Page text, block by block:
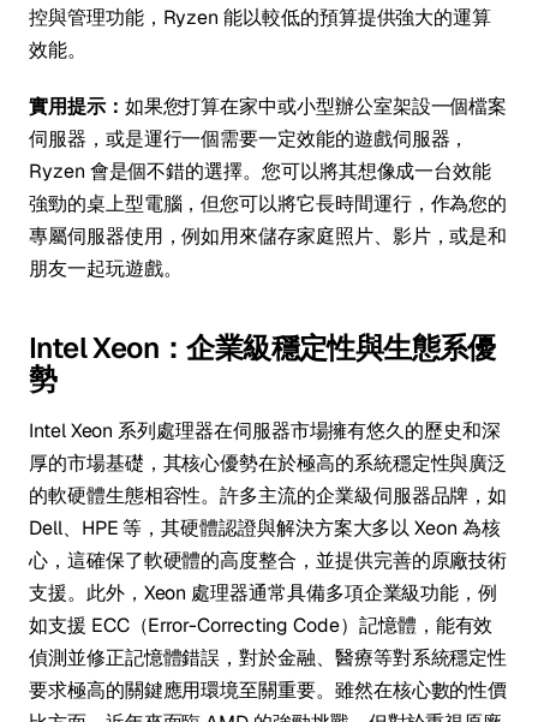
控與管理功能，Ryzen 能以較低的預算提供強大的運算
效能。
實用提示： 如果您打算在家中或小型辦公室架設一個檔案
伺服器，或是運行一個需要一定效能的遊戲伺服器，
Ryzen 會是個不錯的選擇。您可以將其想像成一台效能
強勁的桌上型電腦，但您可以將它長時間運行，作為您的
專屬伺服器使用，例如用來儲存家庭照片、影片，或是和
朋友一起玩遊戲。
Intel Xeon：企業級穩定性與生態系優
勢
Intel Xeon 系列處理器在伺服器市場擁有悠久的歷史和深
厚的市場基礎，其核心優勢在於極高的系統穩定性與廣泛
的軟硬體生態相容性。許多主流的企業級伺服器品牌，如
Dell、HPE 等，其硬體認證與解決方案大多以 Xeon 為核
心，這確保了軟硬體的高度整合，並提供完善的原廠技術
支援。此外，Xeon 處理器通常具備多項企業級功能，例
如支援 ECC（Error-Correcting Code）記憶體，能有效
偵測並修正記憶體錯誤，對於金融、醫療等對系統穩定性
要求極高的關鍵應用環境至關重要。雖然在核心數的性價